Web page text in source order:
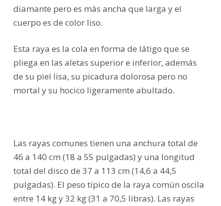
diamante pero es más ancha que larga y el
cuerpo es de color liso.
Esta raya es la cola en forma de látigo que se
pliega en las aletas superior e inferior, además
de su piel lisa, su picadura dolorosa pero no
mortal y su hocico ligeramente abultado.
Las rayas comunes tienen una anchura total de
46 a 140 cm (18 a 55 pulgadas) y una longitud
total del disco de 37 a 113 cm (14,6 a 44,5
pulgadas). El peso típico de la raya común oscila
entre 14 kg y 32 kg (31 a 70,5 libras). Las rayas